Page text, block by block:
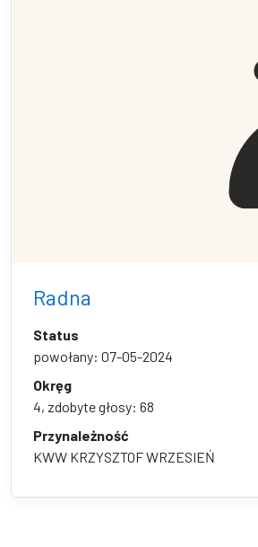
Radna
Status
powołany: 07-05-2024
Okręg
4, zdobyte głosy: 68
Przynależność
KWW KRZYSZTOF WRZESIEŃ